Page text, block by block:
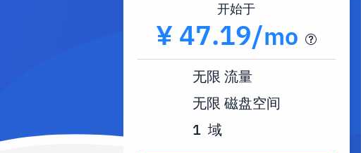
开始于
¥ 47.19/mo
无限 流量
无限 磁盘空间
1 域